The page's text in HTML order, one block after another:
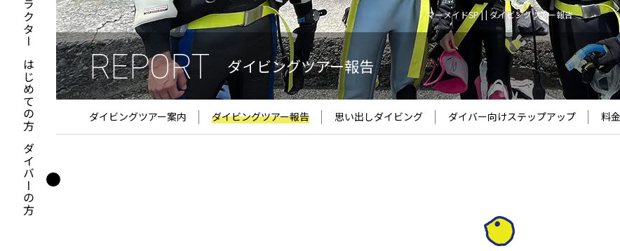
マーメイドSP | | ダイビングツアー報告
はじめての方
ダイバーの方
REPORT ダイビングツアー報告
ダイビングツアー案内 ダイビングツアー報告 思い出しダイビング ダイバー向けステップアップ 料